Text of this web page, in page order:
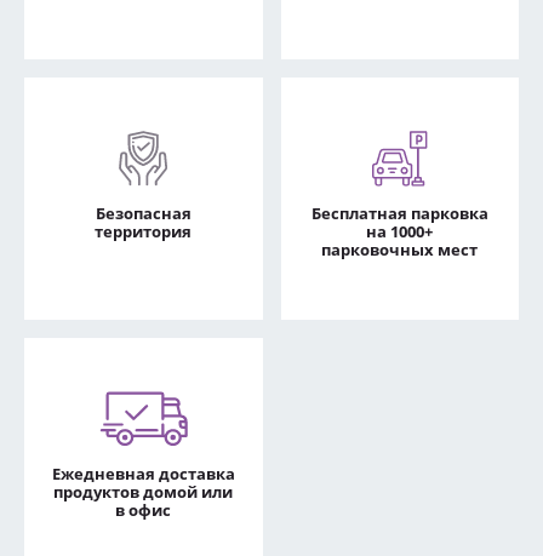
Безопасная
территория
Бесплатная парковка
на 1000+
парковочных мест
Ежедневная доставка
продуктов домой или
в офис